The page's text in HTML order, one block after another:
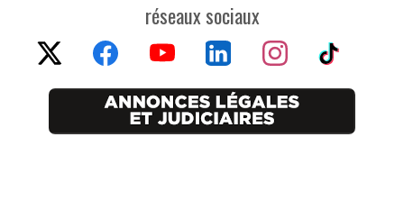
réseaux sociaux